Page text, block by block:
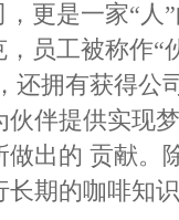
更是一家“人
员工被称作“
还拥有获得公
伴提供实现
出的 贡献。
期的咖啡知